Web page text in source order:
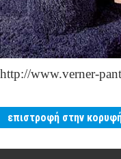
http://www.verner-
επιστροφή στην